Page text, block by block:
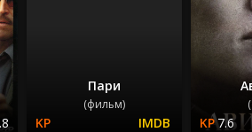
Пари
(фильм)
7.6